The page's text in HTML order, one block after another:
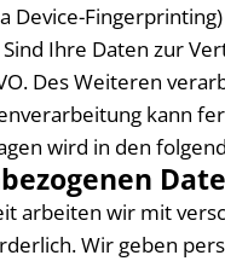
Device-
Ihre Daten zur
Des Weiteren
kann
wird in den
arbeiten wir mit
Wir geben